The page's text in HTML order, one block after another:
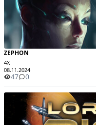
ZEPHON
4X
08.11.2024
47 0